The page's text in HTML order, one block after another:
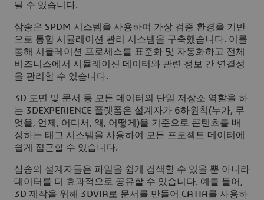
될 수 있습니다.
삼송은 SPDM 시스템을 사용하여 가상 검증 환경을 기반
으로 통합 시뮬레이션 관리 시스템을 구축했습니다. 이를
통해 시뮬레이션 프로세스를 표준화 및 자동화하고 전체
비즈니스에서 시뮬레이션 데이터와 관련 정보 간 연결성
을 관리할 수 있습니다.
3D 도면 및 문서 등 모든 데이터의 단일 저장소 역할을 하
는 3DEXPERIENCE 플랫폼은 설계자가 6하원칙(누가, 무
엇을, 언제, 어디서, 왜, 어떻게)을 기준으로 콘텐츠를 배
정하는 태그 시스템을 사용하여 모든 프로젝트 데이터에
쉽게 접근할 수 있습니다.
삼송의 설계자들은 파일을 쉽게 검색할 수 있을 뿐 아니라
데이터를 더 효과적으로 공유할 수 있습니다. 예를 들어,
3D 제작을 위해 3DVIA로 문서를 만들어 CATIA를 사용하